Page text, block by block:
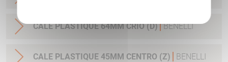
CALE PLASTIQUE 64MM CRIO (D) BENELLI
CALE PLASTIQUE 45MM CENTRO (Z) BENELLI